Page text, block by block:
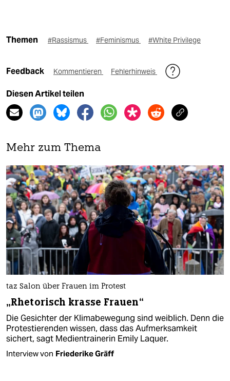
Themen #Rassismus #Feminismus #White Privilege
Feedback Kommentieren Fehlerhinweis
Diesen Artikel teilen
Mehr zum Thema
taz Salon über Frauen im Protest
„Rhetorisch krasse Frauen“
Die Gesichter der Klimabewegung sind weiblich. Denn die
Protestierenden wissen, dass das Aufmerksamkeit
sichert, sagt Medientrainerin Emily Laquer.
Interview von Friederike Gräff